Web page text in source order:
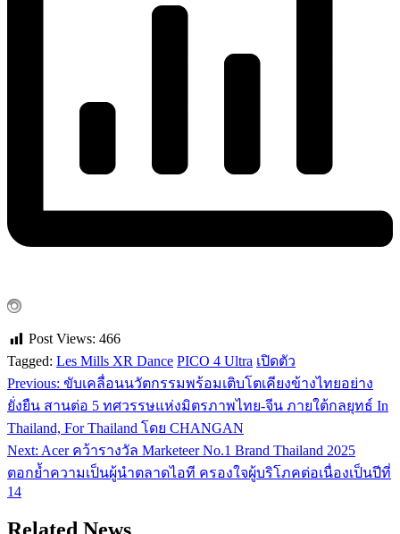
Post Views: 466
Tagged: Les Mills XR Dance PICO 4 Ultra เปิดตัว
แนะแนว
เรื่อง
Previous: ขับเคลื่อนนวัตกรรมพร้อมเติบโตเคียงข้างไทยอย่าง
ยั่งยืน สานต่อ 5 ทศวรรษแห่งมิตรภาพไทย-จีน ภายใต้กลยุทธ์ In
Thailand, For Thailand โดย CHANGAN
Next: Acer คว้ารางวัล Marketeer No.1 Brand Thailand 2025
ตอกย้ำความเป็นผู้นำตลาดไอที ครองใจผู้บริโภคต่อเนื่องเป็นปีที่
14
Related News